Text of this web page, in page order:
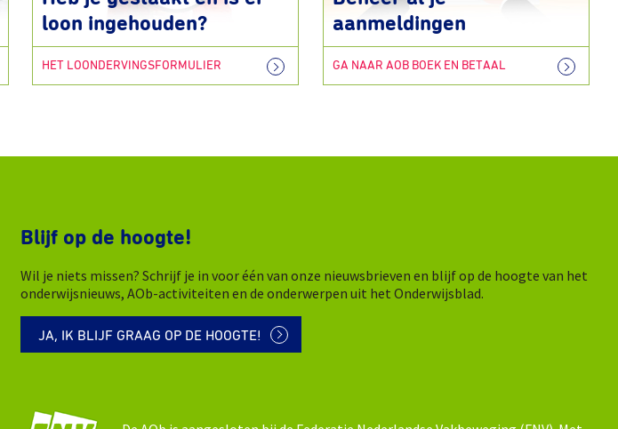
loon ingehouden?
HET LOONDERVINGSFORMULIER
aanmeldingen
GA NAAR AOB BOEK EN BETAAL
Blijf op de hoogte!
Wil je niets missen? Schrijf je in voor één van onze nieuwsbrieven en blijf op de hoogte van het
onderwijsnieuws, AOb-activiteiten en de onderwerpen uit het Onderwijsblad.
JA, IK BLIJF GRAAG OP DE HOOGTE!